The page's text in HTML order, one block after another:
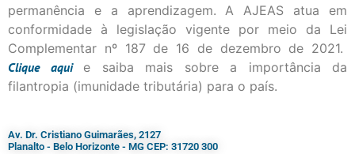
permanência e a aprendizagem. A AJEAS atua em
conformidade à legislação vigente por meio da Lei
Complementar nº 187 de 16 de dezembro de 2021.
Cliqueaqui
e saiba mais sobre a importância da
filantropia (imunidade tributária) para o país.
Av. Dr. Cristiano Guimarães, 2127
Planalto - Belo Horizonte - MG CEP: 31720 300